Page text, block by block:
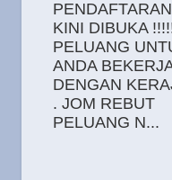
KINI DIBUKA
PELUANG
ANDA
DENGAN
. JOM REBUT
PELUANG N...